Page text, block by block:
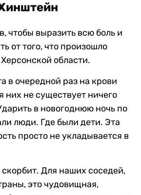
чтобы выразить всю боль и
от того, что произошло
области.
в очередной раз на крови
них не существует ничего
в новогоднюю ночь по
люди. Где были дети. Эта
просто не укладывается в
скорбит. Для наших соседей,
это чудовищная,